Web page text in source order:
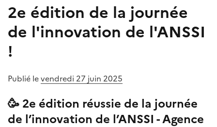
2e édition de la journée
de l'innovation de l'ANSSI
!
Publié levendredi 27 juin 2025
🥳 2e édition réussie de la journée
de l’innovation de l’ANSSI - Agence